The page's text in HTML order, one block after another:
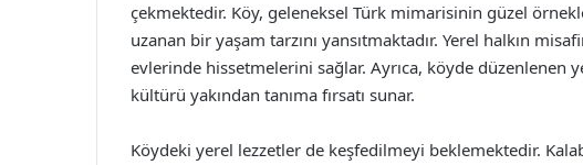
çekmektedir. Köy, geleneksel Türk mimarisinin güzel
uzanan bir yaşam tarzını yansıtmaktadır. Yerel halkın
evlerinde hissetmelerini sağlar. Ayrıca, köyde düzenlenen
kültürü yakından tanıma fırsatı sunar.
Köydeki yerel lezzetler de keşfedilmeyi beklemektedir.